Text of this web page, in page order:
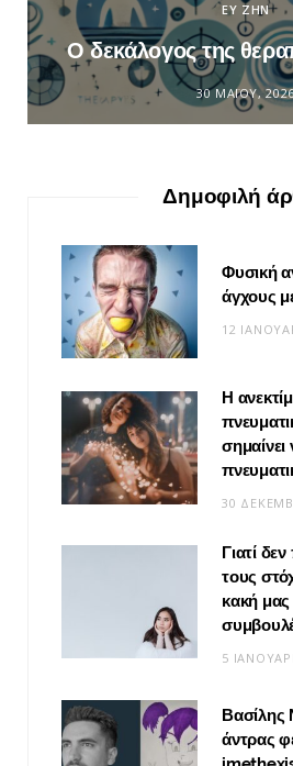
ΕΥ ΖΗΝ
Ο δεκάλογος της
30 ΜΑΪ́ΟΥ,
Δημοφιλή
Φυσική
άγχους
12
Η
30
Γιατί
τους
κακή
5
άντρας